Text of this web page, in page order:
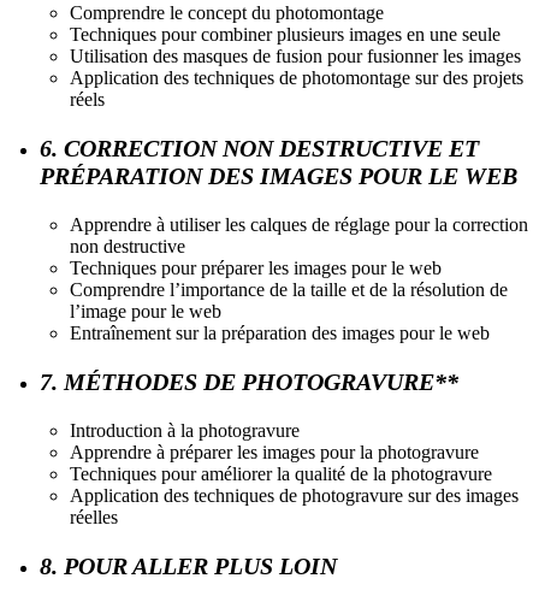
Comprendre le concept du photomontage
Techniques pour combiner plusieurs images en une seule
Utilisation des masques de fusion pour fusionner les images
Application des techniques de photomontage sur des projets
réels
6. CORRECTION NON DESTRUCTIVE ET
PRÉPARATION DES IMAGES POUR LE WEB
Apprendre à utiliser les calques de réglage pour la correction
non destructive
Techniques pour préparer les images pour le web
Comprendre l’importance de la taille et de la résolution de
l’image pour le web
Entraînement sur la préparation des images pour le web
7. MÉTHODES DE PHOTOGRAVURE**
Introduction à la photogravure
Apprendre à préparer les images pour la photogravure
Techniques pour améliorer la qualité de la photogravure
Application des techniques de photogravure sur des images
réelles
8. POUR ALLER PLUS LOIN